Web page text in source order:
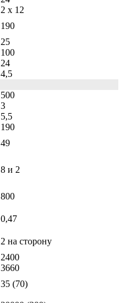
2 x 12
190
25
100
24
4,5
500
3
5,5
190
49
8 и 2
800
0,47
2 на сторону
2400
3660
35 (70)